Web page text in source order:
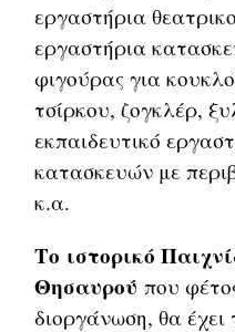
εργαστήρια
εργαστήρια
φιγούρας για
τσίρκου, ζογκλέρ,
εκπαιδευτικό
κατασκευών με
κ.α.
Το ιστορικό
Θησαυρούπου
διοργάνωση, θα